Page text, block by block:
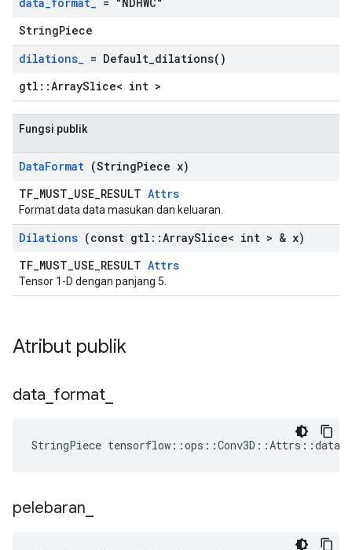
StringPiece
dilations_ = Default_dilations( )
gtl::ArraySlice< int >
Fungsi publik
DataFormat (StringPiece x)
TF_MUST_USE_RESULT Attrs
Format data data masukan dan keluaran.
Dilations (const gtl ::ArraySlice< int > & x)
TF_MUST_USE_RESULT Attrs
Tensor 1-D dengan panjang 5.
Atribut publik
data format
StringPiece
pelebaran